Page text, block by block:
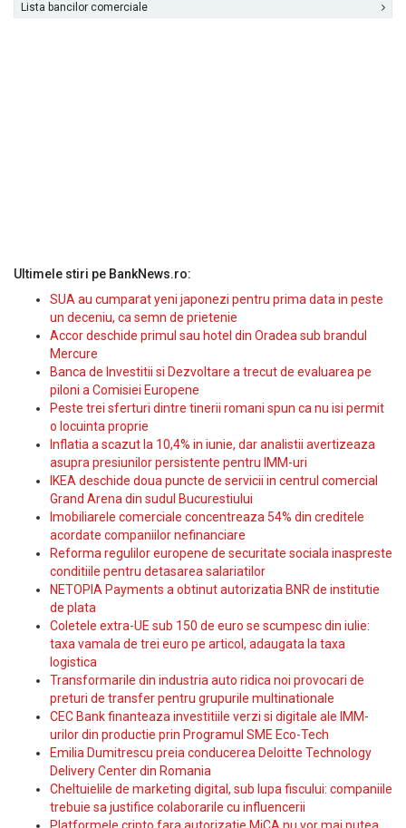
Lista bancilor comerciale
Ultimele stiri pe BankNews.ro:
SUA au cumparat yeni japonezi pentru prima data in peste
un deceniu, ca semn de prietenie
Accor deschide primul sau hotel din Oradea sub brandul
Mercure
Banca de Investitii si Dezvoltare a trecut de evaluarea pe
piloni a Comisiei Europene
Peste trei sferturi dintre tinerii romani spun ca nu isi permit
o locuinta proprie
Inflatia a scazut la 10,4% in iunie, dar analistii avertizeaza
asupra presiunilor persistente pentru IMM-uri
IKEA deschide doua puncte de servicii in centrul comercial
Grand Arena din sudul Bucurestiului
Imobiliarele comerciale concentreaza 54% din creditele
acordate companiilor nefinanciare
Reforma regulilor europene de securitate sociala inaspreste
conditiile pentru detasarea salariatilor
NETOPIA Payments a obtinut autorizatia BNR de institutie
de plata
Coletele extra-UE sub 150 de euro se scumpesc din iulie:
taxa vamala de trei euro pe articol, adaugata la taxa
logistica
Transformarile din industria auto ridica noi provocari de
preturi de transfer pentru grupurile multinationale
CEC Bank finanteaza investitiile verzi si digitale ale IMM-
urilor din productie prin Programul SME Eco-Tech
Emilia Dumitrescu preia conducerea Deloitte Technology
Delivery Center din Romania
Cheltuielile de marketing digital, sub lupa fiscului: companiile
trebuie sa justifice colaborarile cu influencerii